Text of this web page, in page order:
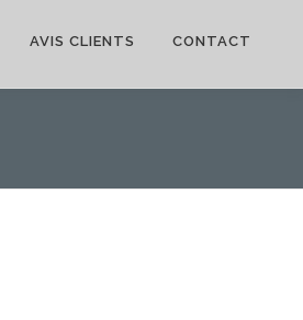
AVIS CLIENTS CONTACT